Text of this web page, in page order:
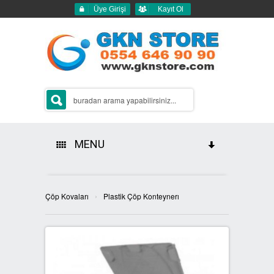
Üye Girişi Kayıt Ol
MENU
2Lİ GERİ DÖNÜŞÜM KUTULARI
SIFIR ATIK KUTULARI
Çöp Kovaları › Plastik Çöp Konteynerı